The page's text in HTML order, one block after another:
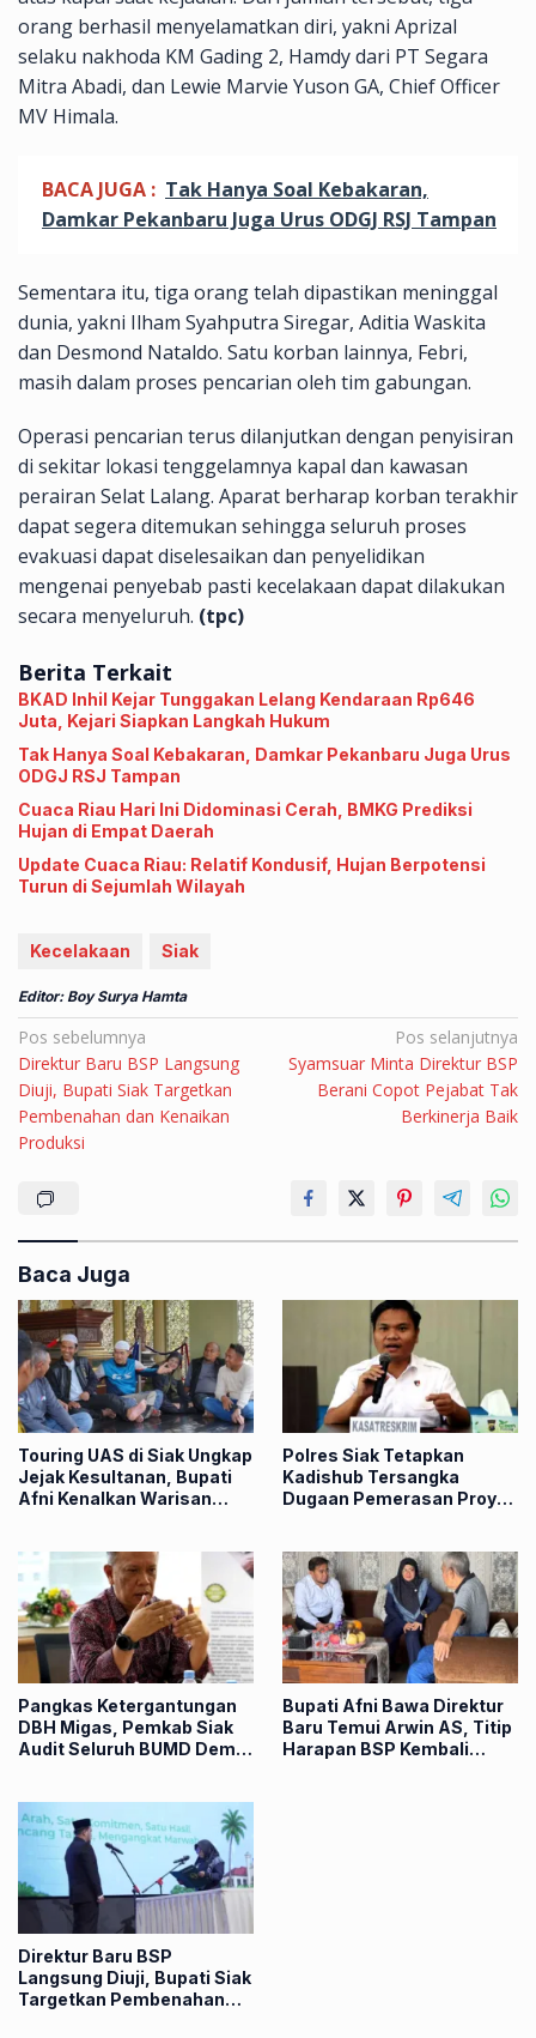
orang berhasil menyelamatkan diri, yakni Aprizal
selaku nakhoda KM Gading 2, Hamdy dari PT Segara
Mitra Abadi, dan Lewie Marvie Yuson GA, Chief Officer
MV Himala.
BACA JUGA : Tak Hanya Soal Kebakaran,
Damkar Pekanbaru Juga Urus ODGJ RSJ Tampan
Sementara itu, tiga orang telah dipastikan meninggal
dunia, yakni Ilham Syahputra Siregar, Aditia Waskita
dan Desmond Nataldo. Satu korban lainnya, Febri,
masih dalam proses pencarian oleh tim gabungan.
Operasi pencarian terus dilanjutkan dengan penyisiran
di sekitar lokasi tenggelamnya kapal dan kawasan
perairan Selat Lalang. Aparat berharap korban terakhir
dapat segera ditemukan sehingga seluruh proses
evakuasi dapat diselesaikan dan penyelidikan
mengenai penyebab pasti kecelakaan dapat dilakukan
secara menyeluruh. (tpc)
Berita Terkait
BKAD Inhil Kejar Tunggakan Lelang Kendaraan Rp646
Juta, Kejari Siapkan Langkah Hukum
Tak Hanya Soal Kebakaran, Damkar Pekanbaru Juga Urus
ODGJ RSJ Tampan
Cuaca Riau Hari Ini Didominasi Cerah, BMKG Prediksi
Hujan di Empat Daerah
Update Cuaca Riau: Relatif Kondusif, Hujan Berpotensi
Turun di Sejumlah Wilayah
Kecelakaan Siak
Editor: Boy Surya Hamta
Navigasi
pos
Pos sebelumnya
Direktur Baru BSP Langsung
Diuji, Bupati Siak Targetkan
Pembenahan dan Kenaikan
Produksi
Pos selanjutnya
Syamsuar Minta Direktur BSP
Berani Copot Pejabat Tak
Berkinerja Baik
Baca Juga
Touring UAS di Siak Ungkap
Jejak Kesultanan, Bupati
Afni Kenalkan Warisan
Polres Siak Tetapkan
Kadishub Tersangka
Dugaan Pemerasan Proyek
Pangkas Ketergantungan
DBH Migas, Pemkab Siak
Audit Seluruh BUMD Demi
Bupati Afni Bawa Direktur
Baru Temui Arwin AS, Titip
Harapan BSP Kembali
Direktur Baru BSP
Langsung Diuji, Bupati Siak
Targetkan Pembenahan